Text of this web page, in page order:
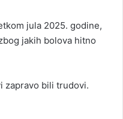
jula 2025. godine,
jakih bolova hitno
zapravo bili trudovi.